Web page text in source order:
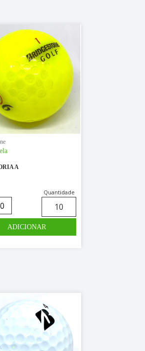
A
Quantidade